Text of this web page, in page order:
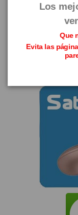
Los
Que
Evita las